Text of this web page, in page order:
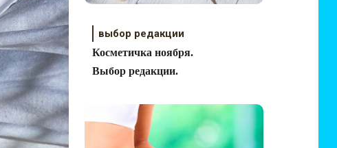
выбор редакции
Косметичка ноября.
Выбор редакции.